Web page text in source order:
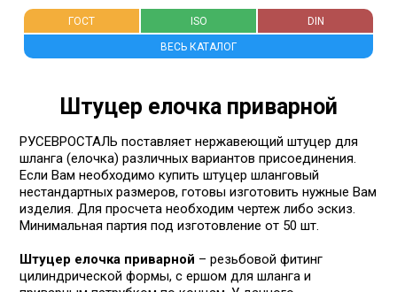
ГОСТ ISO DIN
ВЕСЬ КАТАЛОГ
Штуцер елочка приварной
РУСЕВРОСТАЛЬ поставляет нержавеющий штуцер для
шланга (елочка) различных вариантов присоединения.
Если Вам необходимо купить штуцер шланговый
нестандартных размеров, готовы изготовить нужные Вам
изделия. Для просчета необходим чертеж либо эскиз.
Ми­нимальная партия под изготовление от 50 шт.
Штуцер елочка приварной – резьбовой фитинг
цилиндрической формы, с ершом для шланга и